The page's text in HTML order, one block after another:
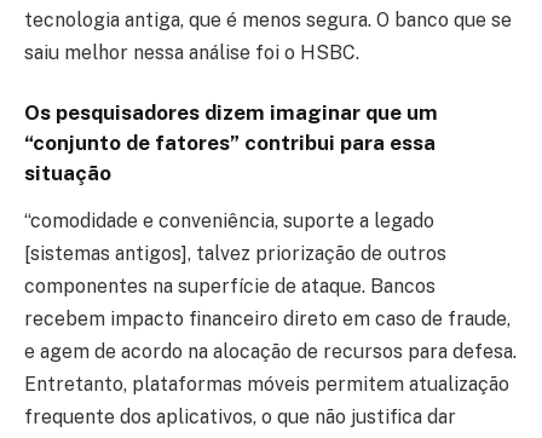
tecnologia antiga, que é menos segura. O banco que se
saiu melhor nessa análise foi o HSBC.
Os pesquisadores dizem imaginar que um
“conjunto de fatores” contribui para essa
situação
“comodidade e conveniência, suporte a legado
[sistemas antigos], talvez priorização de outros
componentes na superfície de ataque. Bancos
recebem impacto financeiro direto em caso de fraude,
e agem de acordo na alocação de recursos para defesa.
Entretanto, plataformas móveis permitem atualização
frequente dos aplicativos, o que não justifica dar